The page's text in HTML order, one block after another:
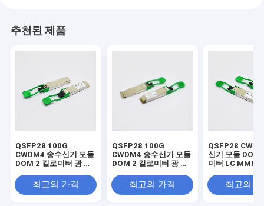
추천된 제품
QSFP28 100G
CWDM4 송수신기 모듈
DOM 2 킬로미터 광 전
니다
최고의 가격
QSFP28 100G
CWDM4 송수신기 모듈
DOM 2 킬로미터 광 전
최고의 가격
QSFP28
신기 모듈 DOM
미터 LC MMF
최고의